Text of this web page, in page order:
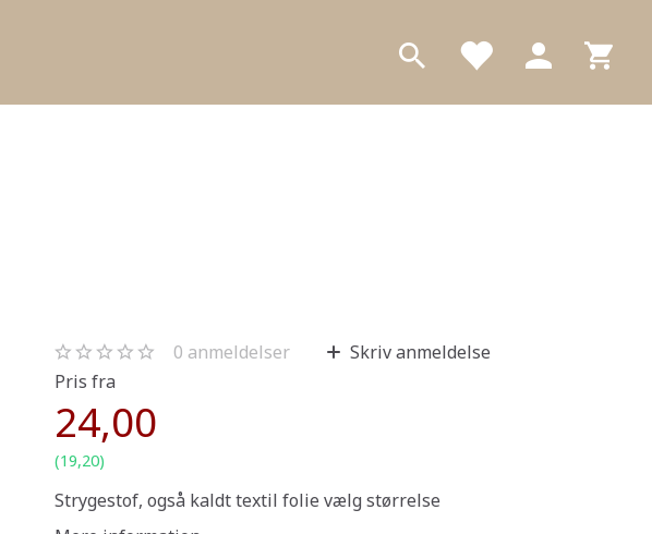
0 anmeldelser
Skriv anmeldelse
Pris fra
24,00
(19,20)
Strygestof, også kaldt textil folie vælg størrelse